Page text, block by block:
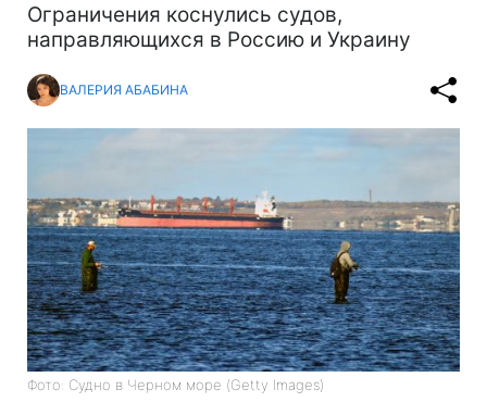
Ограничения коснулись судов,
направляющихся в Россию и Украину
ВАЛЕРИЯ АБАБИНА
Фото: Судно в Черном море (Getty Images)